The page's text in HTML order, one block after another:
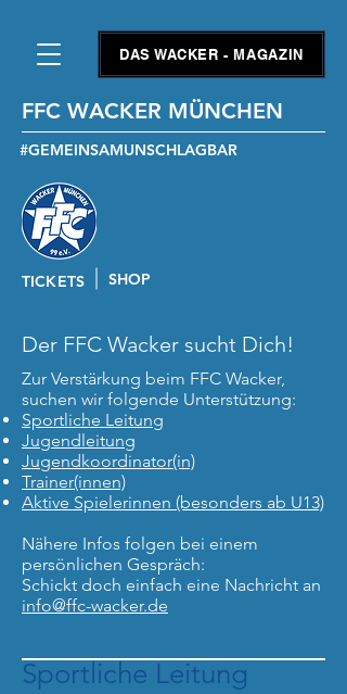
DAS WACKER - MAGAZIN
FFC WACKER MÜNCHEN
#GEMEINSAMUNSCHLAGBAR
TICKETS SHOP
Der FFC Wacker sucht Dich!
Zur Verstärkung beim FFC Wacker,
suchen wir folgende Unterstützung:
Sportliche Leitung
Jugendleitung
Jugendkoordinator(in)
Trainer(innen)
Aktive Spielerinnen (besonders ab U13)
Nähere Infos folgen bei einem
persönlichen Gespräch:
Schickt doch einfach eine Nachricht an
info@ffc-wacker.de
Sportliche Leitung